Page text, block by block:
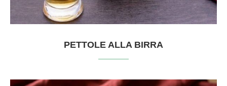
PETTOLE ALLA BIRRA